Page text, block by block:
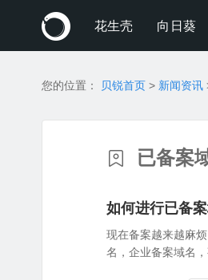
花生壳 向日葵
您的位置： 贝锐首页 > 新闻资讯
已备案
如何进行已备
现在备案越来越麻
名，企业备案域名